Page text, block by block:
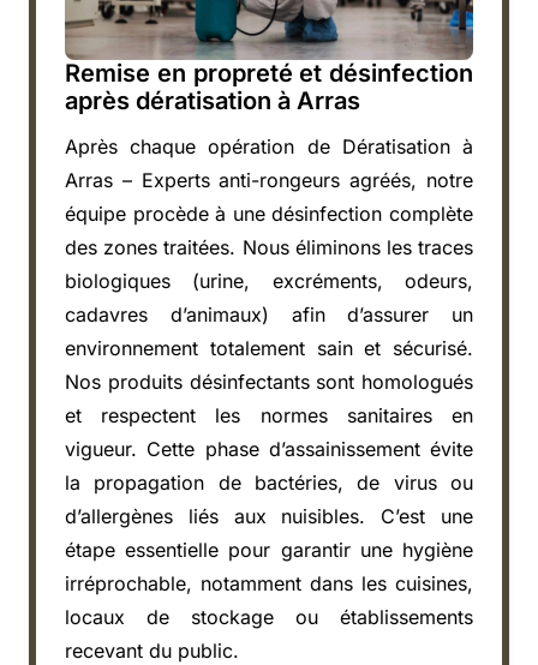
Remise en propreté et désinfection
après dératisation à Arras
Après chaque opération de Dératisation à
Arras – Experts anti-rongeurs agréés, notre
équipe procède à une désinfection complète
des zones traitées. Nous éliminons les traces
biologiques (urine, excréments, odeurs,
cadavres d’animaux) afin d’assurer un
environnement totalement sain et sécurisé.
Nos produits désinfectants sont homologués
et respectent les normes sanitaires en
vigueur. Cette phase d’assainissement évite
la propagation de bactéries, de virus ou
d’allergènes liés aux nuisibles. C’est une
étape essentielle pour garantir une hygiène
irréprochable, notamment dans les cuisines,
locaux de stockage ou établissements
recevant du public.